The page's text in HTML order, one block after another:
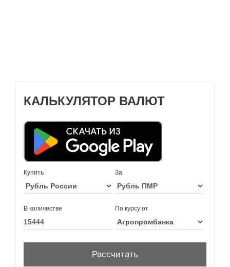
КАЛЬКУЛЯТОР ВАЛЮТ
Купить За
В количестве По курсу от